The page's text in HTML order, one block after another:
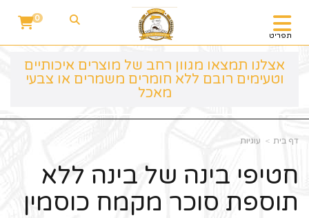
תפריט
0
אצלנו תמצאו מגוון רחב של מוצרים איכותיים
וטעימים רובם ללא חומרים משמרים או צבעי
מאכל
דף בית עוגיות
חטיפי בינה של בינה ללא
תוספת סוכר מקמח כוסמין